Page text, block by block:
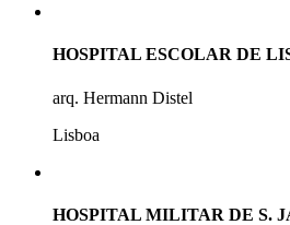
HOSPITAL ESCOLAR DE
arq. Hermann Distel
Lisboa
HOSPITAL MILITAR DE S.